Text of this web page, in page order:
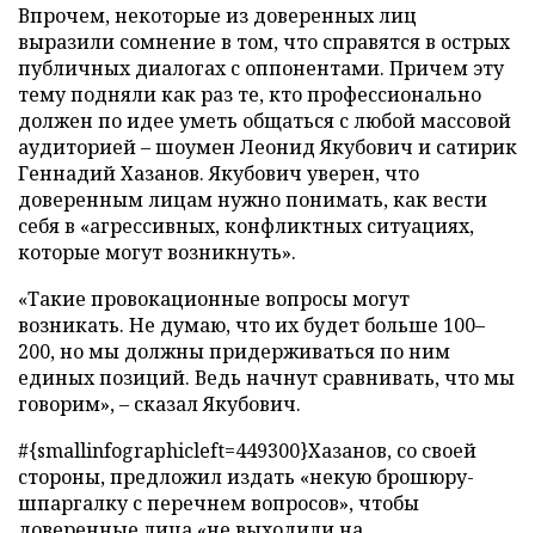
Впрочем, некоторые из доверенных лиц
выразили сомнение в том, что справятся в острых
публичных диалогах с оппонентами. Причем эту
тему подняли как раз те, кто профессионально
должен по идее уметь общаться с любой массовой
аудиторией – шоумен Леонид Якубович и сатирик
Геннадий Хазанов. Якубович уверен, что
доверенным лицам нужно понимать, как вести
себя в «агрессивных, конфликтных ситуациях,
которые могут возникнуть».
«Такие провокационные вопросы могут
возникать. Не думаю, что их будет больше 100–
200, но мы должны придерживаться по ним
единых позиций. Ведь начнут сравнивать, что мы
говорим», – сказал Якубович.
#{smallinfographicleft=449300}Хазанов, со своей
стороны, предложил издать «некую брошюру-
шпаргалку с перечнем вопросов», чтобы